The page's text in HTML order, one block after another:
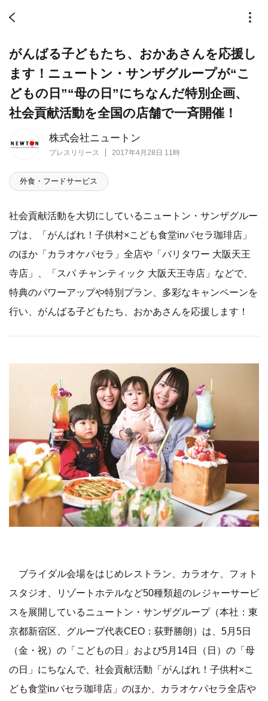
株式会社ニュートン
プレスリリース 2017年4月28日 11時
がんばる子どもたち、おかあさんを応援し
ます！ニュートン・サンザグループが“こ
どもの日”“母の日”にちなんだ特別企画、
社会貢献活動を全国の店舗で一斉開催！
外食・フードサービス
社会貢献活動を大切にしているニュートン・サンザグルー
プは、「がんばれ！子供村×こども食堂inパセラ珈琲店」
のほか「カラオケパセラ」全店や「バリタワー 大阪天王
寺店」、「スパ チャンティック 大阪天王寺店」などで、
特典のパワーアップや特別プラン、多彩なキャンペーンを
行い、がんばる子どもたち、おかあさんを応援します！
ブライダル会場をはじめレストラン、カラオケ、フォト
スタジオ、リゾートホテルなど50種類超のレジャーサービ
スを展開しているニュートン・サンザグループ（本社：東
京都新宿区、グループ代表CEO：荻野勝朗）は、5月5日
（金・祝）の「こどもの日」および5月14日（日）の「母
の日」にちなんで、社会貢献活動「がんばれ！子供村×こ
ども食堂inパセラ珈琲店」のほか、カラオケパセラ全店や